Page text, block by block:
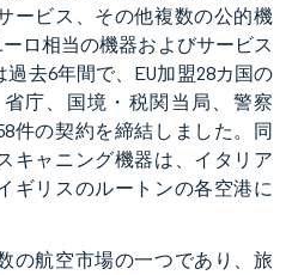
ービス、その他複数の公的機
ロ相当の機器およびサービス
去6年間で、EU加盟28カ国の
庁、国境・税関当局、警察
件の契約を締結しました。同
キャニング機器は、イタリア
ギリスのルートンの各空港に
の航空市場の一つであり、旅